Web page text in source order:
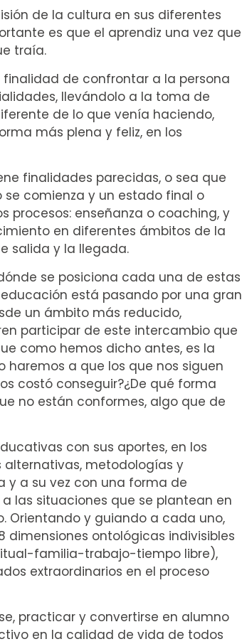
de la cultura en sus diferentes
es que el aprendiz una vez que
traía.
de confrontar a la persona
llevándolo a la toma de
de lo que venía haciendo,
más plena y feliz, en los
finalidades parecidas, o sea que
comienza y un estado final o
procesos: enseñanza o coaching, y
en diferentes ámbitos de la
salida y la llegada.
se posiciona cada una de estas
está pasando por una gran
un ámbito más reducido,
participar de este intercambio que
como hemos dicho antes, es la
a que los que nos siguen
costó conseguir?¿De qué forma
no están conformes, algo que de
con sus aportes, en los
metodologías y
y a su vez con una forma de
las situaciones que se plantean en
Orientando y guiando a cada uno,
dimensiones ontológicas indivisibles
familia-trabajo-tiempo libre),
extraordinarios en el proceso
practicar y convertirse en alumno
en la calidad de vida de todos